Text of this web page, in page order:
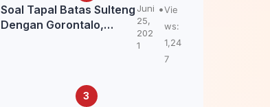
Soal Tapal Batas Sulteng
Dengan Gorontalo,
Juni
25,
202
1
Vie
ws:
1,24
7